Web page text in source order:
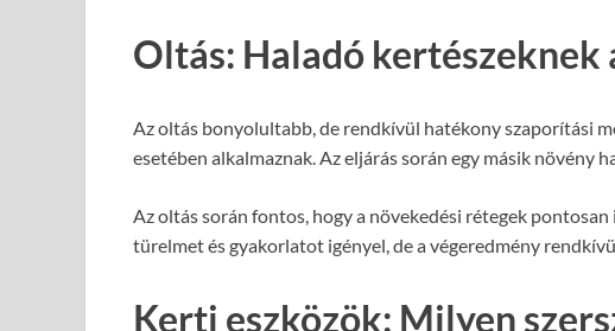
Oltás: Haladó
Az oltás bonyolultabb, de rendkívül hatékony szaporítási
esetében alkalmaznak. Az eljárás során egy másik növény
Az oltás során fontos, hogy a növekedési rétegek
türelmet és gyakorlatot igényel, de a végeredmény
Kerti eszközök: Milyen